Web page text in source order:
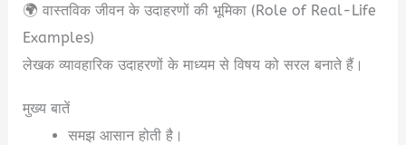
🌍 वास्तविक जीवन के उदाहरणों की भूमिका (Role of Real-Life
Examples)
लेखक व्यावहारिक उदाहरणों के माध्यम से विषय को सरल बनाते हैं।
मुख्य बातें
समझ आसान होती है।